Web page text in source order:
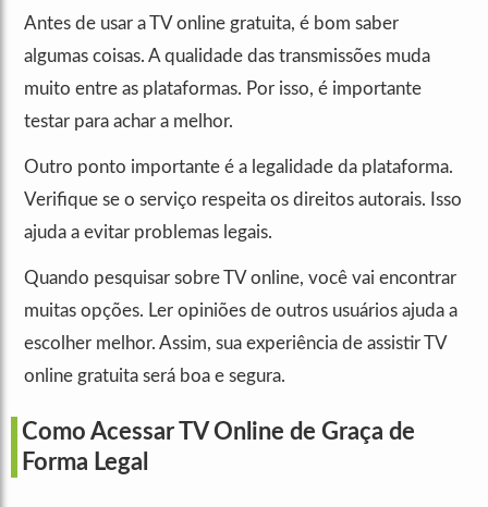
Antes de usar a TV online gratuita, é bom saber
algumas coisas. A qualidade das transmissões muda
muito entre as plataformas. Por isso, é importante
testar para achar a melhor.
Outro ponto importante é a legalidade da plataforma.
Verifique se o serviço respeita os direitos autorais. Isso
ajuda a evitar problemas legais.
Quando pesquisar sobre TV online, você vai encontrar
muitas opções. Ler opiniões de outros usuários ajuda a
escolher melhor. Assim, sua experiência de assistir TV
online gratuita será boa e segura.
Como Acessar TV Online de Graça de
Forma Legal